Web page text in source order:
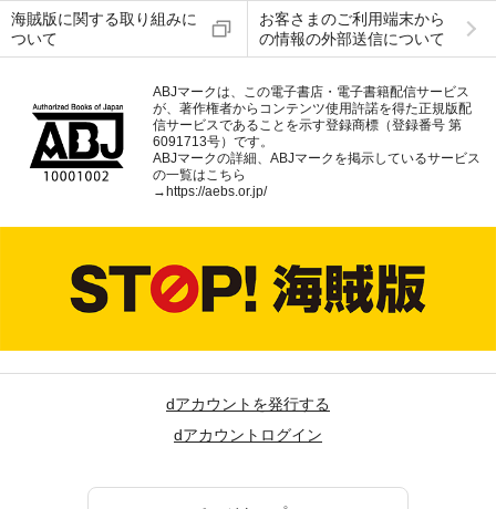
海賊版に関する取り組みに
ついて
お客さまのご利用端末から
の情報の外部送信について
ABJマークは、この電子書店・電子書籍配信サービス
が、著作権者からコンテンツ使用許諾を得た正規版配
信サービスであることを示す登録商標（登録番号 第
6091713号）です。
ABJマークの詳細、ABJマークを掲示しているサービス
の一覧はこちら
→ https://aebs.or.jp/
dアカウントを発行する
dアカウントログイン